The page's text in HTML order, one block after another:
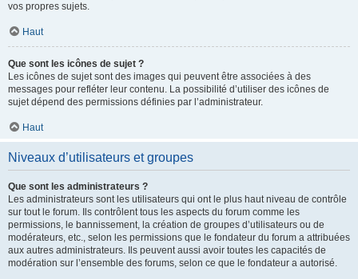
vos propres sujets.
Haut
Que sont les icônes de sujet ?
Les icônes de sujet sont des images qui peuvent être associées à des
messages pour refléter leur contenu. La possibilité d’utiliser des icônes de
sujet dépend des permissions définies par l’administrateur.
Haut
Niveaux d’utilisateurs et groupes
Que sont les administrateurs ?
Les administrateurs sont les utilisateurs qui ont le plus haut niveau de contrôle
sur tout le forum. Ils contrôlent tous les aspects du forum comme les
permissions, le bannissement, la création de groupes d’utilisateurs ou de
modérateurs, etc., selon les permissions que le fondateur du forum a attribuées
aux autres administrateurs. Ils peuvent aussi avoir toutes les capacités de
modération sur l’ensemble des forums, selon ce que le fondateur a autorisé.